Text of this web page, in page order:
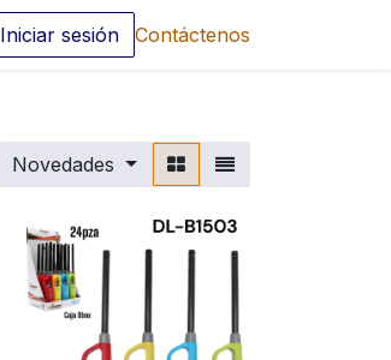
Iniciar sesión Contáctenos
Novedades